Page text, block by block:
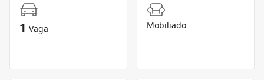
1 Vaga Mobiliado